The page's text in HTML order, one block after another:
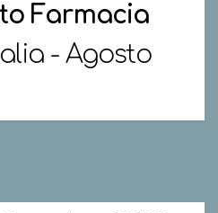
Farmacia
- Agosto